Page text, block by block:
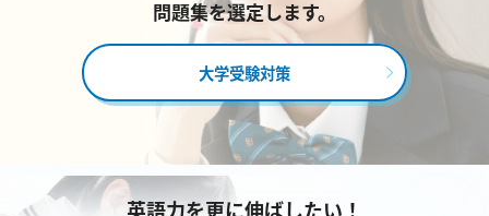
問題集を選定します。
大学受験対策
英語力を更に伸ばしたい！